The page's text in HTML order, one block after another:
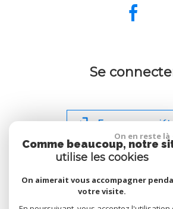
Se
Espace
site réalisé par
On en reste là
Comme beaucoup, notre
utilise les cookies
On aimerait vous accompagner
votre visite.